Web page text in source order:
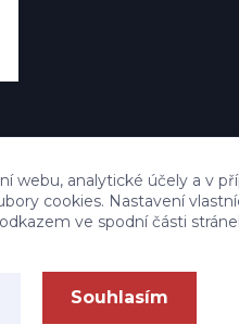
webu, analytické účely a v
cookies. Nastavení
ve spodní části
Souhlasím